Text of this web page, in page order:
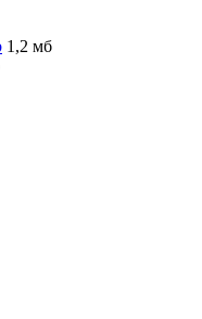
1,2 мб